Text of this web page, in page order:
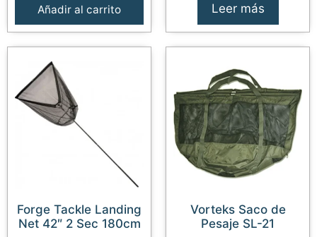
Añadir al carrito Leer más
Forge Tackle Landing
Net 42″ 2 Sec 180cm
Vorteks Saco de
Pesaje SL-21